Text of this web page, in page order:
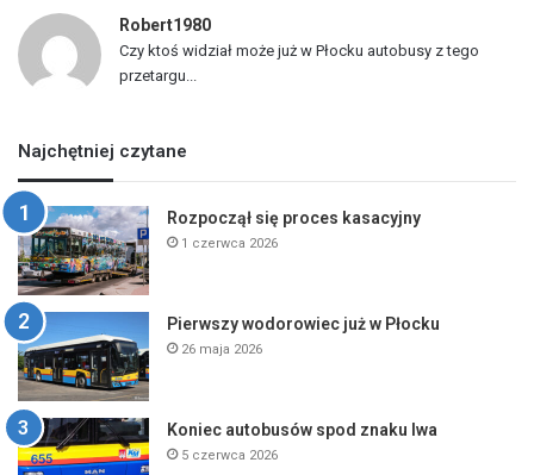
Robert1980
Czy ktoś widział może już w Płocku autobusy z tego
przetargu...
Najchętniej czytane
Rozpoczął się proces kasacyjny
1 czerwca 2026
Pierwszy wodorowiec już w Płocku
26 maja 2026
Koniec autobusów spod znaku lwa
5 czerwca 2026